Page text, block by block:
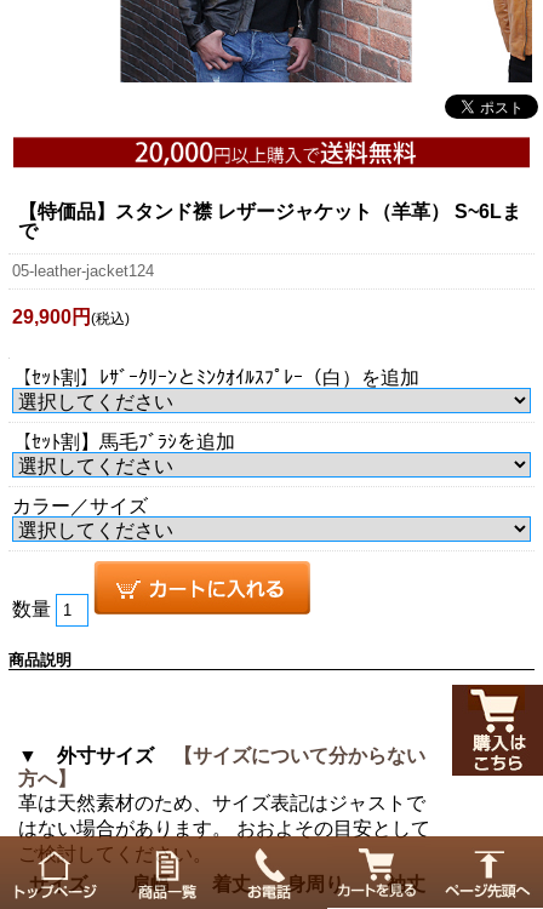
【特価品】スタンド襟 レザージャケット（羊革） S~6Lま
で
05-leather-jacket124
29,900円 (税込)
【ｾｯﾄ割】ﾚｻﾞｰｸﾘｰﾝとﾐﾝｸｵｲﾙｽﾌﾟﾚｰ（白）を追加
【ｾｯﾄ割】馬毛ﾌﾞﾗｼを追加
カラー／サイズ
数量
商品説明
▼ 外寸サイズ
【サイズについて分からない
方へ】
革は天然素材のため、サイズ表記はジャストで
はない場合があります。 おおよその目安として
ご検討してください。
サイズ
肩幅 着丈 身周り 袖丈